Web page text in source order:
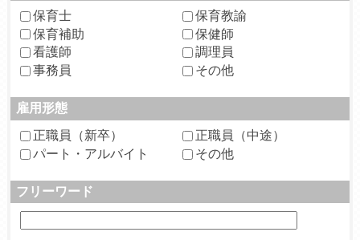
保育士
保育教諭
保育補助
保健師
看護師
調理員
事務員
その他
雇用形態
正職員（新卒）
正職員（中途）
パート・アルバイト
その他
フリーワード